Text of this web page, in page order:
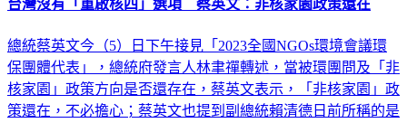
台灣沒有「重啟核四」選項 蔡英文：非核家園政策還在
總統蔡英文今（5）日下午接見「2023全國NGOs環境會議環
保團體代表」，總統府發言人林聿禪轉述，當被環團問及「非
核家園」政策方向是否還存在，蔡英文表示，「非核家園」政
策還在，不必擔心；蔡英文也提到副總統賴清德日前所稱的是